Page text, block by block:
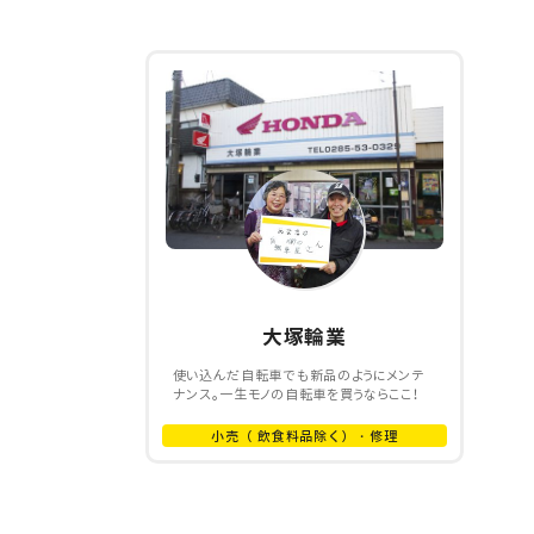
大塚輪業
使い込んだ自転車でも新品のようにメンテ
ナンス。一生モノの自転車を買うならここ！
小売（ 飲食料品除く）・修理